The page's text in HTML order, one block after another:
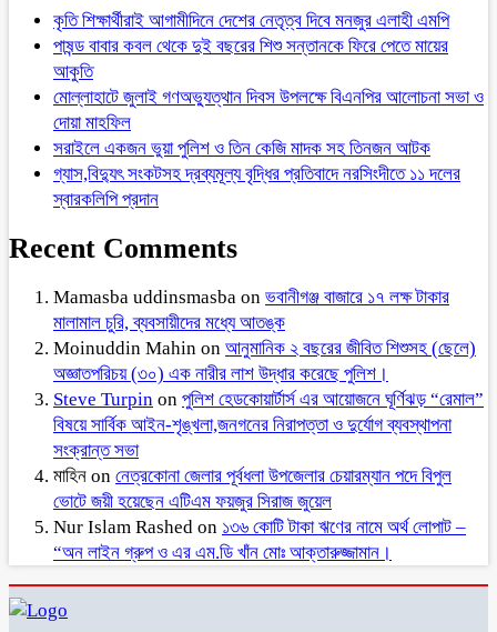
কৃতি শিক্ষার্থীরাই আগামীদিনে দেশের নেতৃত্ব দিবে মনজুর এলাহী এমপি
পাষন্ড বাবার কবল থেকে দুই বছরের শিশু সন্তানকে ফিরে পেতে মায়ের
আকুতি
মোল্লাহাটে জুলাই গণঅভ্যুত্থান দিবস উপলক্ষে বিএনপির আলোচনা সভা ও
দোয়া মাহফিল
সরাইলে একজন ভুয়া পুলিশ ও তিন কেজি মাদক সহ তিনজন আটক
গ্যাস,বিদ্যুৎ সংকটসহ দ্রব্যমূল্য বৃদ্ধির প্রতিবাদে নরসিংদীতে ১১ দলের
স্বারকলিপি প্রদান
Recent Comments
Mamasba uddinsmasba on ভবানীগঞ্জ বাজারে ১৭ লক্ষ টাকার
মালামাল চুরি, ব্যবসায়ীদের মধ্যে আতঙ্ক
Moinuddin Mahin on আনুমানিক ২ বছরের জীবিত শিশুসহ (ছেলে)
অজ্ঞাতপরিচয় (৩০) এক নারীর লাশ উদ্ধার করেছে পুলিশ।
Steve Turpin on পুলিশ হেডকোয়ার্টার্স এর আয়োজনে ঘূর্ণিঝড় “রেমাল”
বিষয়ে সার্বিক আইন-শৃঙ্খলা,জনগনের নিরাপত্তা ও দুর্যোগ ব্যবস্থাপনা
সংক্রান্ত সভা
মাহিন on নেত্রকোনা জেলার পূর্বধলা উপজেলার চেয়ারম্যান পদে বিপুল
ভোটে জয়ী হয়েছেন এটিএম ফয়জুর সিরাজ জুয়েল
Nur Islam Rashed on ১৩৬ কোটি টাকা ঋণের নামে অর্থ লোপাট –
“অন লাইন গ্রুপ ও এর এম.ডি খাঁন মোঃ আক্তারুজ্জামান।